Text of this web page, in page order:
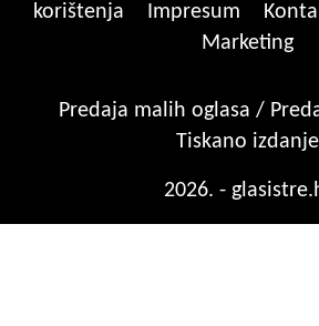
korištenja
Impresum
Marketing
Predaja malih oglasa /
Tiskano izdanje
2026. -